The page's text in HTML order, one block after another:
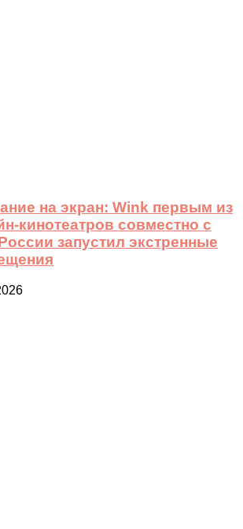
на экран: Wink первым из
кинотеатров совместно с
запустил экстренные